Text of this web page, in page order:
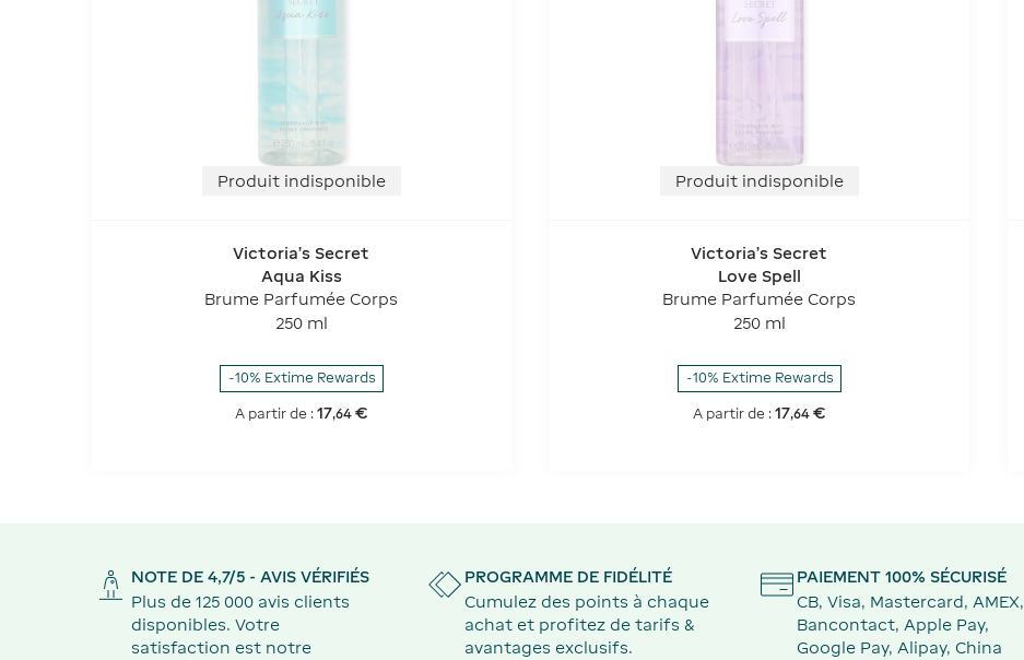
Produit indisponible
Victoria's Secret
Aqua Kiss
Brume Parfumée Corps
250 ml
-10% Extime Rewards
A partir de :17,64 €
Produit indisponible
Victoria's Secret
Love Spell
Brume Parfumée Corps
250 ml
-10% Extime Rewards
A partir de :17,64 €
NOTE DE 4,7/5 - AVIS VÉRIFIÉS
Plus de 125 000 avis clients
disponibles. Votre
satisfaction est notre
PROGRAMME DE FIDÉLITÉ
Cumulez des points à chaque
achat et profitez de tarifs &
avantages exclusifs.
PAIEMENT 100% SÉCURISÉ
CB, Visa, Mastercard, AMEX,
Bancontact, Apple Pay,
Google Pay, Alipay, China